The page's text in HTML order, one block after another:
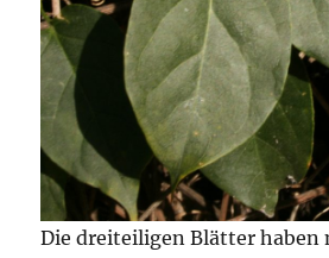
Die dreiteiligen Blätter haben